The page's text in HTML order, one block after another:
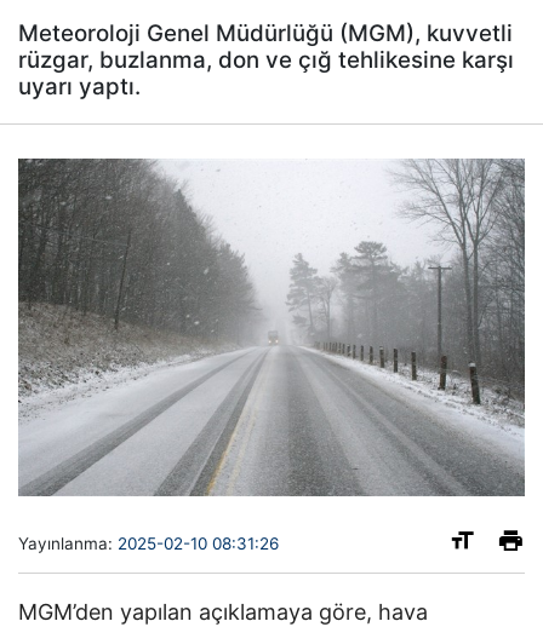
Meteoroloji Genel Müdürlüğü (MGM), kuvvetli
rüzgar, buzlanma, don ve çığ tehlikesine karşı
uyarı yaptı.
Yayınlanma: 2025-02-10 08:31:26
MGM’den yapılan açıklamaya göre, hava